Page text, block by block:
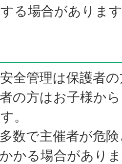
る場合がありま
全管理は保護者
の方はお子様か
。
数で主催者が危
かる場合があり